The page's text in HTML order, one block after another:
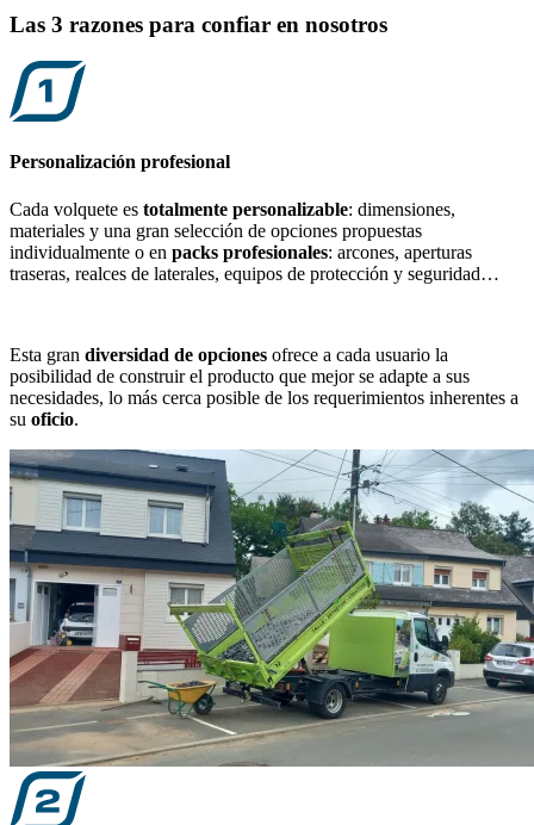
Las 3 razones para confiar en nosotros
Personalización profesional
Cada volquete es totalmente personalizable: dimensiones,
materiales y una gran selección de opciones propuestas
individualmente o en packs profesionales: arcones, aperturas
traseras, realces de laterales, equipos de protección y seguridad…
Esta gran diversidad de opciones ofrece a cada usuario la
posibilidad de construir el producto que mejor se adapte a sus
necesidades, lo más cerca posible de los requerimientos inherentes a
su oficio.